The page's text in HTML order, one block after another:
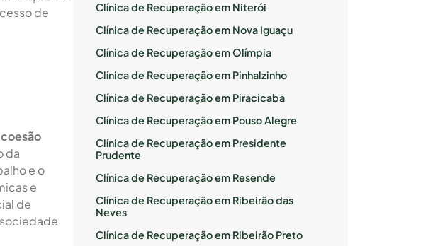
de
da
e o
e
de
Clínica de Recuperação em Niterói
Clínica de Recuperação em Nova Iguaçu
Clínica de Recuperação em Olímpia
Clínica de Recuperação em Pinhalzinho
Clínica de Recuperação em Piracicaba
Clínica de Recuperação em Pouso Alegre
Clínica de Recuperação em Presidente
Prudente
Clínica de Recuperação em Resende
Clínica de Recuperação em Ribeirão das
Neves
Clínica de Recuperação em Ribeirão Preto